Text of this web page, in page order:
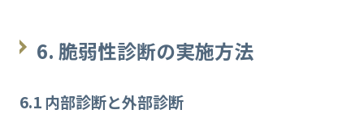
6.脆弱性診断の実施方法
6.1内部診断と外部診断